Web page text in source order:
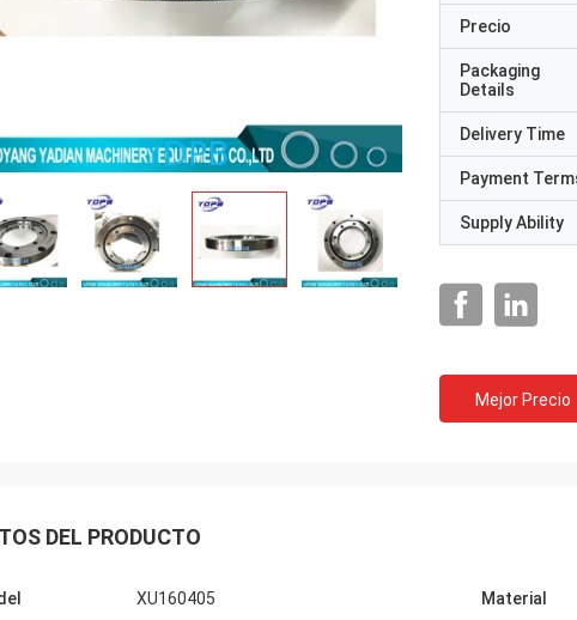
Precio
Packaging
Details
Delivery Time
Payment
Supply Ability
Mejor Precio
DEL PRODUCTO
XU160405 Material